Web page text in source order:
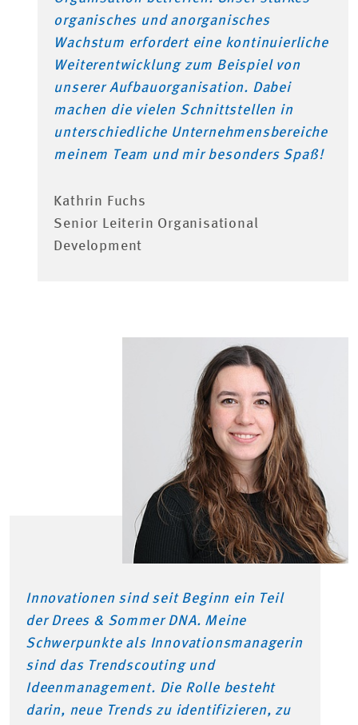
organisches und anorganisches
Wachstum erfordert eine kontinuierliche
Weiterentwicklung zum Beispiel von
unserer Aufbauorganisation. Dabei
machen die vielen Schnittstellen in
unterschiedliche Unternehmensbereiche
meinem Team und mir besonders Spaß!
Kathrin Fuchs
Senior Leiterin Organisational
Development
Innovationen sind seit Beginn ein Teil
der Drees & Sommer DNA. Meine
Schwerpunkte als Innovationsmanagerin
sind das Trendscouting und
Ideenmanagement. Die Rolle besteht
darin, neue Trends zu identifizieren, zu